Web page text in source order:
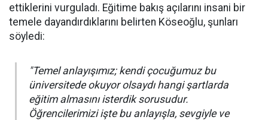
ettiklerini vurguladı. Eğitime bakış açılarını insani bir
temele dayandırdıklarını belirten Köseoğlu, şunları
söyledi:
"Temel anlayışımız; kendi çocuğumuz bu
üniversitede okuyor olsaydı hangi şartlarda
eğitim almasını isterdik sorusudur.
Öğrencilerimizi işte bu anlayışla, sevgiyle ve